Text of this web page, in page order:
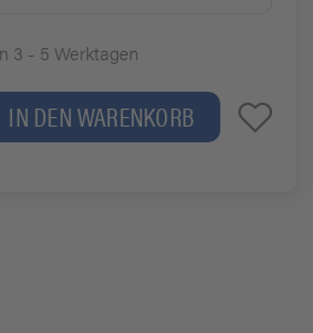
3 - 5 Werktagen
IN DEN WARENKORB